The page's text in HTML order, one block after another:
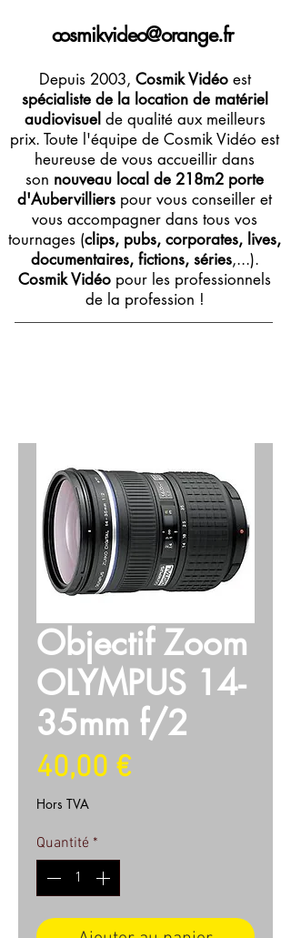
cosmikvideo@orange.fr
Depuis 2003, Cosmik Vidéoest
spécialiste de la location de matériel
audiovisuel de qualité aux meilleurs
prix. Toute l'équipe de Cosmik Vidéo est
heureuse de vous accueillir dans
son nouveau local de 218m2 porte
d'Aubervilliers pour vous conseiller et
vous accompagner dans tous vos
tournages (clips, pubs, corporates, lives,
documentaires, fictions, séries,...).
Cosmik Vidéo pour les professionnels
de la profession !
Objectif Zoom
OLYMPUS 14-
35mm f/2
40,00 €Prix
Hors TVA
Quantité *